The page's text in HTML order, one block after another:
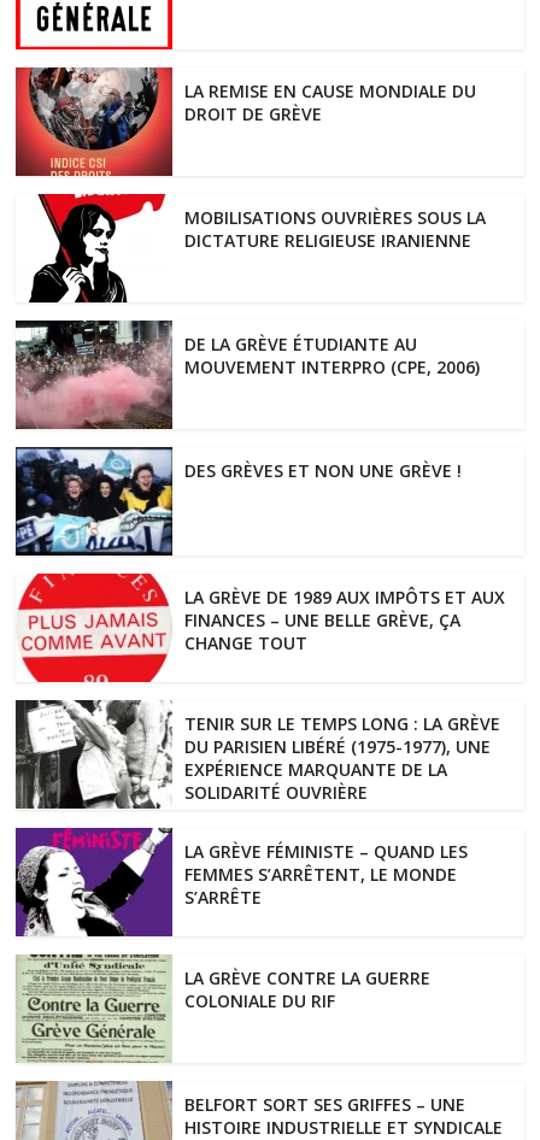
LA REMISE EN CAUSE MONDIALE DU
DROIT DE GRÈVE
MOBILISATIONS OUVRIÈRES SOUS LA
DICTATURE RELIGIEUSE IRANIENNE
DE LA GRÈVE ÉTUDIANTE AU
MOUVEMENT INTERPRO (CPE, 2006)
DES GRÈVES ET NON UNE GRÈVE !
LA GRÈVE DE 1989 AUX IMPÔTS ET AUX
FINANCES – UNE BELLE GRÈVE, ÇA
CHANGE TOUT
TENIR SUR LE TEMPS LONG : LA GRÈVE
DU PARISIEN LIBÉRÉ (1975-1977), UNE
EXPÉRIENCE MARQUANTE DE LA
SOLIDARITÉ OUVRIÈRE
LA GRÈVE FÉMINISTE – QUAND LES
FEMMES S’ARRÊTENT, LE MONDE
S’ARRÊTE
LA GRÈVE CONTRE LA GUERRE
COLONIALE DU RIF
BELFORT SORT SES GRIFFES – UNE
HISTOIRE INDUSTRIELLE ET SYNDICALE